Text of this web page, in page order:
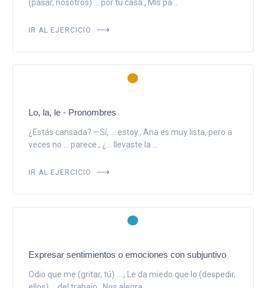
(pasar, nosotros) ... por tu casa., Mis pa...
IR AL EJERCICIO
Lo, la, le - Pronombres
¿Estás cansada? —Sí, ... estoy., Ana es muy lista, pero a
veces no ... parece., ¿... llevaste la ...
IR AL EJERCICIO
Expresar sentimientos o emociones con subjuntivo
Odio que me (gritar, tú) ...., Le da miedo que lo (despedir,